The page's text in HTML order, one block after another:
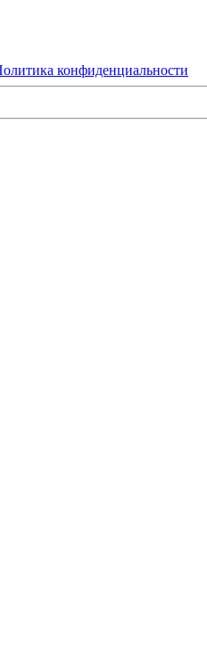
конфиденциальности